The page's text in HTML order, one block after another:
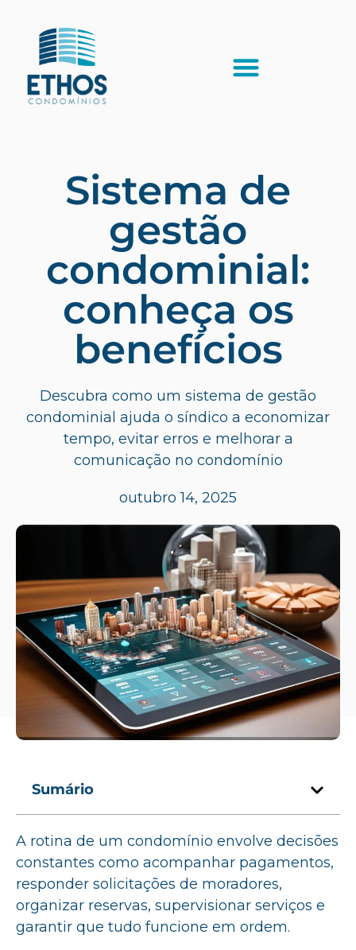
Sistema de
gestão
condominial:
conheça os
benefícios
Descubra como um sistema de gestão
condominial ajuda o síndico a economizar
tempo, evitar erros e melhorar a
comunicação no condomínio
outubro 14, 2025
Sumário
A rotina de um condomínio envolve decisões
constantes como acompanhar pagamentos,
responder solicitações de moradores,
organizar reservas, supervisionar serviços e
garantir que tudo funcione em ordem.